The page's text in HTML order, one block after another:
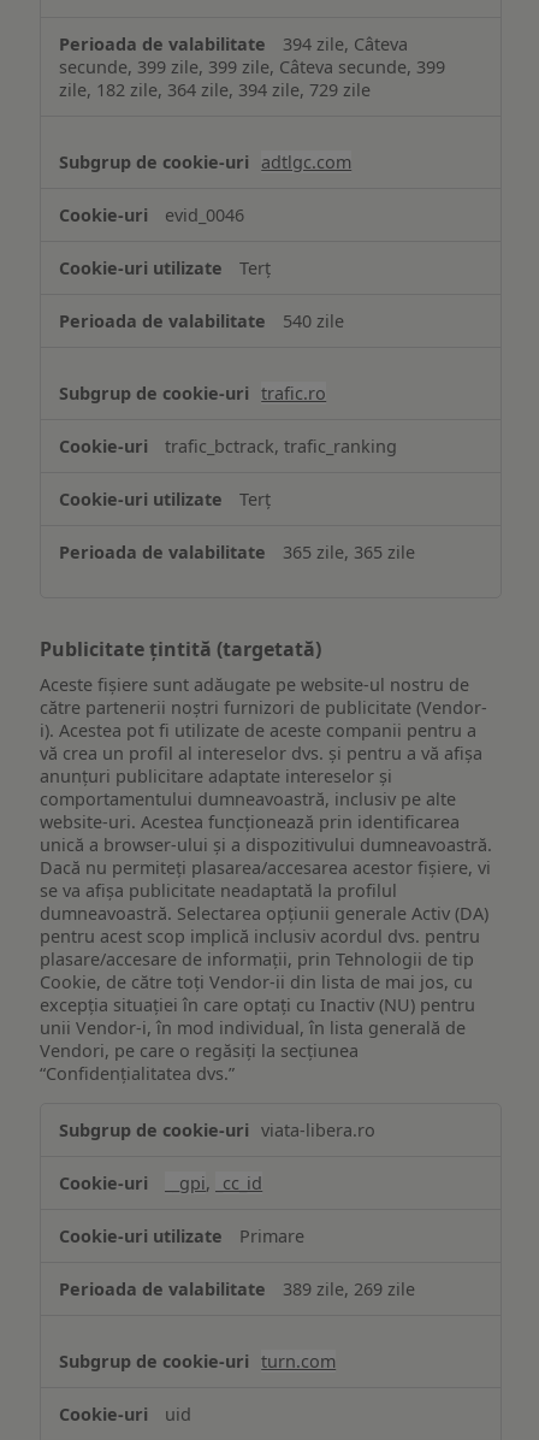
394 zile, Câteva
secunde, 399 zile, 399 zile, Câteva secunde, 399
zile, 182 zile, 364 zile, 394 zile, 729 zile
adtlgc.com
evid_0046
Terț
540 zile
trafic.ro
trafic_bctrack, trafic_ranking
Terț
365 zile, 365 zile
Publicitate țintită (targetată)
Aceste fișiere sunt adăugate pe website-ul nostru de
către partenerii noștri furnizori de publicitate (Vendor-
i). Acestea pot fi utilizate de aceste companii pentru a
vă crea un profil al intereselor dvs. și pentru a vă afișa
anunțuri publicitare adaptate intereselor și
comportamentului dumneavoastră, inclusiv pe alte
website-uri. Acestea funcționează prin identificarea
unică a browser-ului și a dispozitivului dumneavoastră.
Dacă nu permiteți plasarea/accesarea acestor fișiere, vi
se va afișa publicitate neadaptată la profilul
dumneavoastră. Selectarea opțiunii generale Activ (DA)
pentru acest scop implică inclusiv acordul dvs. pentru
plasare/accesare de informații, prin Tehnologii de tip
Cookie, de către toți Vendor-ii din lista de mai jos, cu
excepția situației în care optați cu Inactiv (NU) pentru
unii Vendor-i, în mod individual, în lista generală de
Vendori, pe care o regăsiți la secțiunea
“Confidențialitatea dvs.”
țintită
viata-libera.ro
__gpi, _cc_id
Primare
389 zile, 269 zile
turn.com
uid